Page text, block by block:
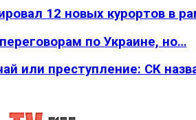
12 новых курортов в
по Украине, но…
или преступление: СК